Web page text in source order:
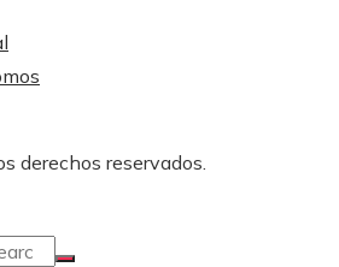
derechos reservados.